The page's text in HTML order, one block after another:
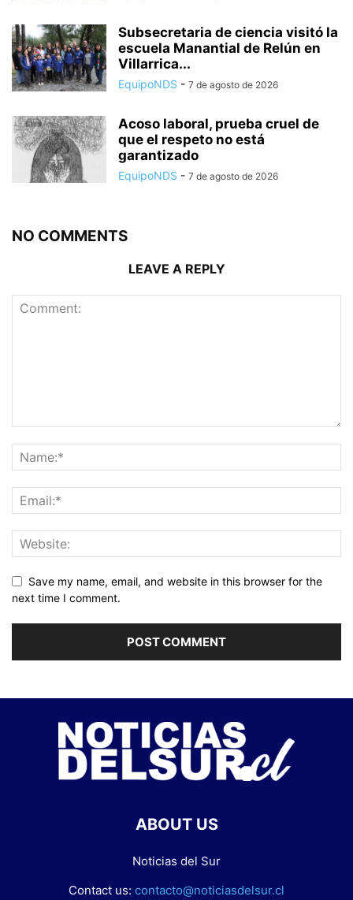
Subsecretaria de ciencia visitó la
escuela Manantial de Relún en
Villarrica...
EquipoNDS - 7 de agosto de 2026
Acoso laboral, prueba cruel de
que el respeto no está
garantizado
EquipoNDS - 7 de agosto de 2026
NO COMMENTS
LEAVE A REPLY
Save my name, email, and website in this browser for the
next time I comment.
ABOUT US
Noticias del Sur
Contact us: contacto@noticiasdelsur.cl